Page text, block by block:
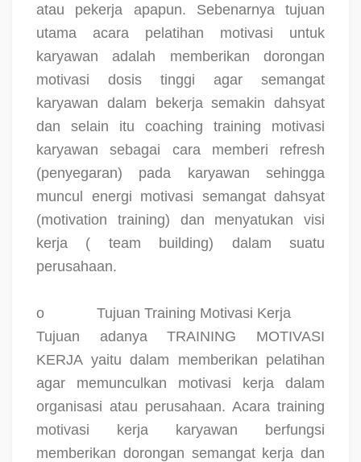
atau pekerja apapun. Sebenarnya tujuan
utama acara pelatihan motivasi untuk
karyawan adalah memberikan dorongan
motivasi dosis tinggi agar semangat
karyawan dalam bekerja semakin dahsyat
dan selain itu coaching training motivasi
karyawan sebagai cara memberi refresh
(penyegaran) pada karyawan sehingga
muncul energi motivasi semangat dahsyat
(motivation training) dan menyatukan visi
kerja ( team building) dalam suatu
perusahaan.
o
Tujuan Training Motivasi Kerja
Tujuan adanya TRAINING MOTIVASI
KERJA yaitu dalam memberikan pelatihan
agar memunculkan motivasi kerja dalam
organisasi atau perusahaan. Acara training
motivasi kerja karyawan berfungsi
memberikan dorongan semangat kerja dan